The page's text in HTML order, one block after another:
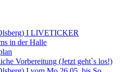
I LIVETICKER
in der Halle
Vorbereitung (Jetzt geht`s los!)